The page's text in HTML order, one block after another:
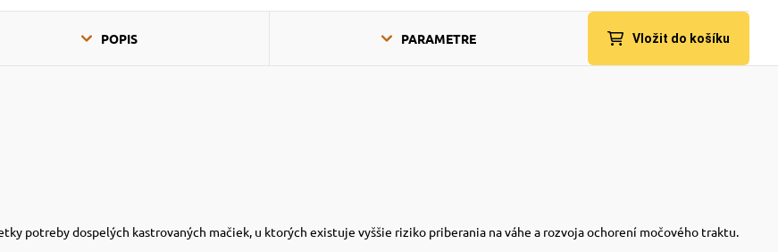
POPIS PARAMETRE Vložit do košíku
potreby dospelých kastrovaných mačiek, u ktorých existuje vyššie riziko priberania na váhe a rozvoja ochorení močového traktu.